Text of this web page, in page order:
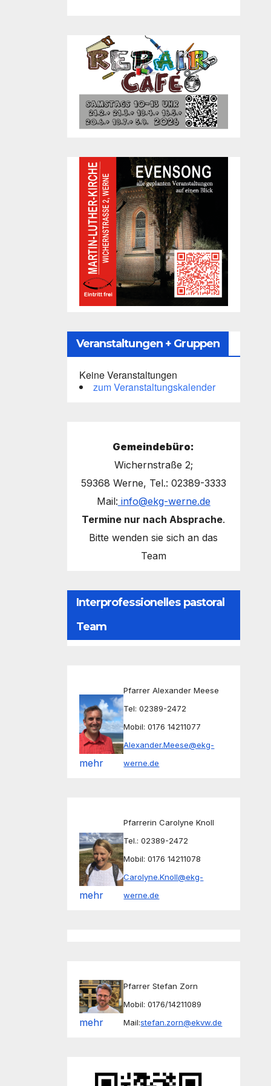
Veranstaltungen + Gruppen
Keine Veranstaltungen
zum Veranstaltungskalender
Gemeindebüro:
Wichernstraße 2;
59368 Werne, Tel.: 02389-3333
Mail: info@ekg-werne.de
Termine nur nach Absprache.
Bitte wenden sie sich an das
Team
Interprofessionelles pastoral
Team
mehr
Pfarrer Alexander Meese
Tel: 02389-2472
Mobil: 0176 14211077
Alexander.Meese@ekg-
werne.de
mehr
Pfarrerin Carolyne Knoll
Tel.: 02389-2472
Mobil: 0176 14211078
Carolyne.Knoll@ekg-
werne.de
mehr
Pfarrer Stefan Zorn
Mobil: 0176/14211089
Mail:stefan.zorn@ekvw.de